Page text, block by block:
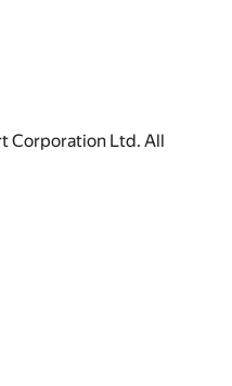
Corporation Ltd. All